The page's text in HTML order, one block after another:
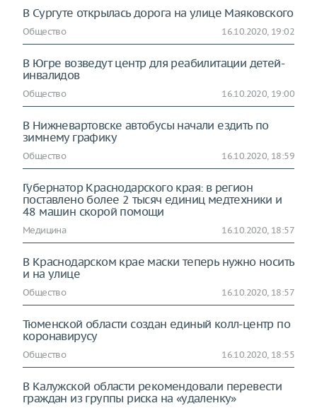
В Сургуте открылась дорога на улице Маяковского
Общество 16.10.2020, 19:02
В Югре возведут центр для реабилитации детей-
инвалидов
Общество 16.10.2020, 19:00
В Нижневартовске автобусы начали ездить по
зимнему графику
Общество 16.10.2020, 18:59
Губернатор Краснодарского края: в регион
поставлено более 2 тысяч единиц медтехники и
48 машин скорой помощи
Медицина 16.10.2020, 18:57
В Краснодарском крае маски теперь нужно носить
и на улице
Общество 16.10.2020, 18:57
Тюменской области создан единый колл-центр по
коронавирусу
Общество 16.10.2020, 18:55
В Калужской области рекомендовали перевести
граждан из группы риска на «удаленку»